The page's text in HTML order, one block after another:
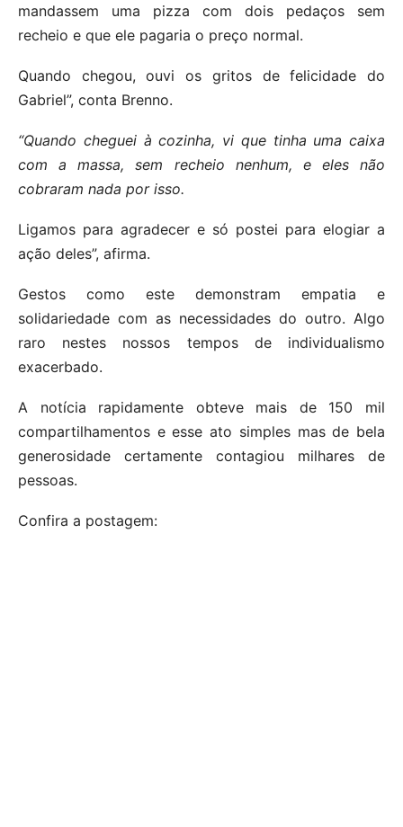
mandassem uma pizza com dois pedaços sem
recheio e que ele pagaria o preço normal.
Quando chegou, ouvi os gritos de felicidade do
Gabriel”, conta Brenno.
“Quando cheguei à cozinha, vi que tinha uma caixa
com a massa, sem recheio nenhum, e eles não
cobraram nada por isso.
Ligamos para agradecer e só postei para elogiar a
ação deles”, afirma.
Gestos como este demonstram empatia e
solidariedade com as necessidades do outro. Algo
raro nestes nossos tempos de individualismo
exacerbado.
A notícia rapidamente obteve mais de 150 mil
compartilhamentos e esse ato simples mas de bela
generosidade certamente contagiou milhares de
pessoas.
Confira a postagem: